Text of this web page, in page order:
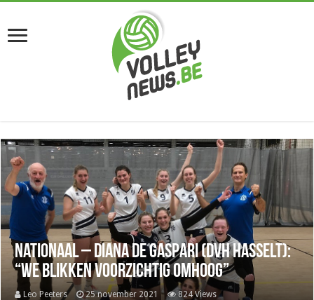
Nationaal – Diana De Gaspari (DVH Hasselt):
“We blikken voorzichtig omhoog”
Leo Peeters 25 november 2021 824 Views